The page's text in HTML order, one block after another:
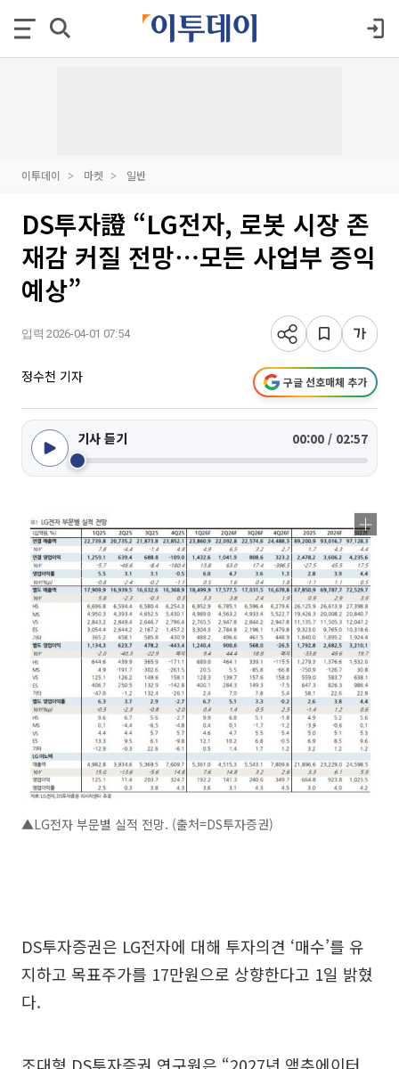
이투데이 마켓 일반
DS투자證 “LG전자, 로봇 시장 존
재감 커질 전망⋯모든 사업부 증익
예상”
입력 2026-04-01 07:54
정수천 기자 구글 선호매체 추가
기사 듣기 00:00 / 02:57
▲LG전자 부문별 실적 전망. (출처=DS투자증권)
DS투자증권은 LG전자에 대해 투자의견 ‘매수’를 유
지하고 목표주가를 17만원으로 상향한다고 1일 밝혔
다.